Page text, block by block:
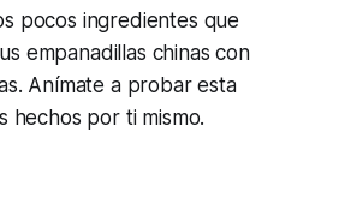
pocos ingredientes que
empanadillas chinas con
Anímate a probar esta
hechos por ti mismo.